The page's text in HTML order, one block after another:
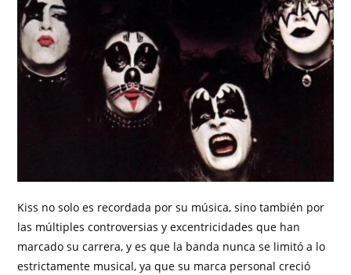
Kiss no solo es recordada por su música, sino también por
las múltiples controversias y excentricidades que han
marcado su carrera, y es que la banda nunca se limitó a lo
estrictamente musical, ya que su marca personal creció